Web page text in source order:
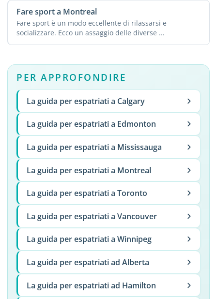
Fare sport a Montreal
Fare sport è un modo eccellente di rilassarsi e
socializzare. Ecco un assaggio delle diverse ...
PER APPROFONDIRE
La guida per espatriati a Calgary
La guida per espatriati a Edmonton
La guida per espatriati a Mississauga
La guida per espatriati a Montreal
La guida per espatriati a Toronto
La guida per espatriati a Vancouver
La guida per espatriati a Winnipeg
La guida per espatriati ad Alberta
La guida per espatriati ad Hamilton